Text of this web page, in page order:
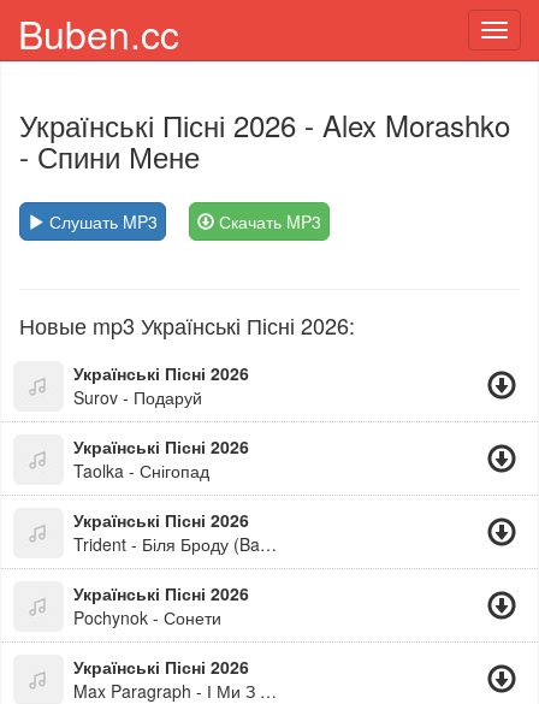
Buben.cc
Українські Пісні 2026 - Alex Morashko
- Спини Мене
Слушать MP3 Скачать MP3
Новые mp3 Українські Пісні 2026:
Українські Пісні 2026
Surov - Подаруй
Українські Пісні 2026
Taolka - Снігопад
Українські Пісні 2026
Trident - Біля Броду (Bass Disko Mix)
Українські Пісні 2026
Pochynok - Сонети
Українські Пісні 2026
Max Paragraph - І Ми З Тобою Теж